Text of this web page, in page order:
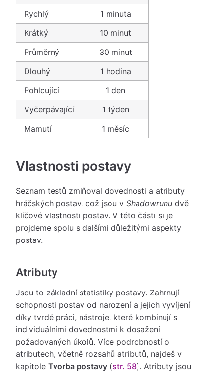
Rychlý
1 minuta
Krátký
10 minut
Průměrný
30 minut
Dlouhý
1 hodina
Pohlcující
1 den
Vyčerpávající
1 týden
Mamutí
1 měsíc
Vlastnosti postavy
Seznam testů zmiňoval dovednosti a atributy
hráčských postav, což jsou v Shadowrunu dvě
klíčové vlastnosti postav. V této části si je
projdeme spolu s dalšími důležitými aspekty
postav.
Atributy
Jsou to základní statistiky postavy. Zahrnují
schopnosti postav od narození a jejich vyvíjení
díky tvrdé práci, nástroje, které kombinují s
individuálními dovednostmi k dosažení
požadovaných úkolů. Více podrobností o
atributech, včetně rozsahů atributů, najdeš v
kapitole Tvorba postavy (str. 58). Atributy jsou